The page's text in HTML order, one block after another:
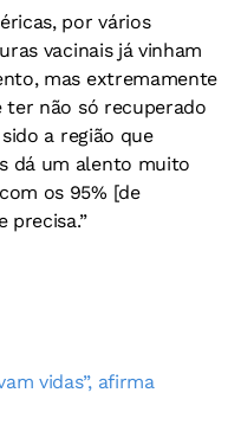
por vários
vacinais já vinham
mas extremamente
não só recuperado
a região que
dá um alento muito
os 95% [de
precisa.”
vidas”, afirma